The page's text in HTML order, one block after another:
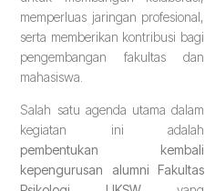
memperluas jaringan profesional,
serta memberikan kontribusi bagi
pengembangan fakultas dan
mahasiswa.
Salah satu agenda utama dalam
kegiatan ini adalah
pembentukan kembali
kepengurusan alumni Fakultas